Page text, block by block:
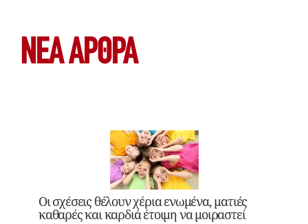
ΝΕΑ ΆΡΘΡΑ
Οι σχέσεις θέλουν χέρια ενωμένα, ματιές
καθαρές και καρδιά έτοιμη να μοιραστεί